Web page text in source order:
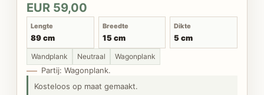
EUR 59,00
Lengte
89 cm
Breedte
15 cm
Dikte
5 cm
Wandplank Neutraal Wagonplank
Partij: Wagonplank.
Kosteloos op maat gemaakt.